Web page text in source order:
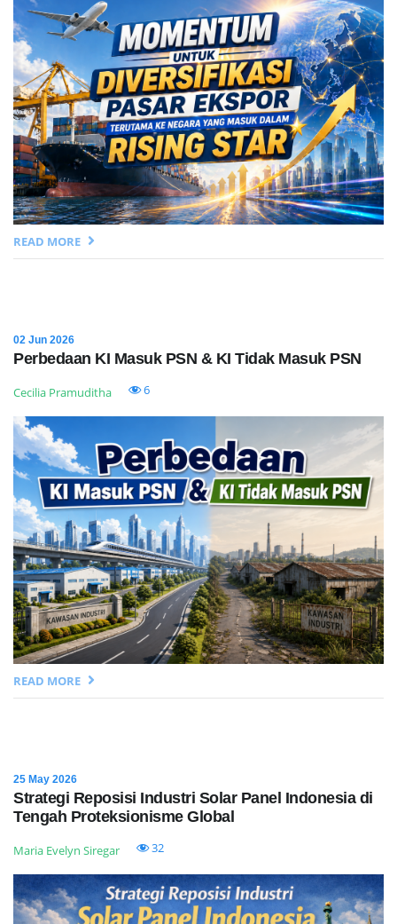
READ MORE
02 Jun 2026
Perbedaan KI Masuk PSN & KI Tidak Masuk PSN
Cecilia Pramuditha 6
READ MORE
25 May 2026
Strategi Reposisi Industri Solar Panel Indonesia di
Tengah Proteksionisme Global
Maria Evelyn Siregar 32